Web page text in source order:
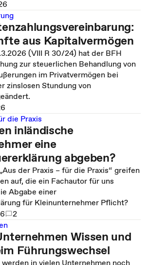
aus Kapitalvermögen
(VIII R 30/24) hat der BFH
zur steuerlichen Behandlung von
im Privatvermögen bei
zinslosen Stundung von
die Praxis
inländische
eine
abgeben?
der Praxis – für die Praxis“ greifen
auf, die ein Fachautor für uns
Abgabe einer
für Kleinunternehmer Pflicht?
2
Wissen und
Führungswechsel
in vielen Unternehmen noch